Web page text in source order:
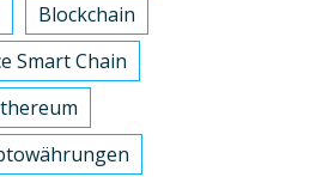
Blockchain
Smart Chain